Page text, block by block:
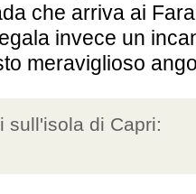
che arriva ai
invece un
meraviglioso
sull'isola di Capri: